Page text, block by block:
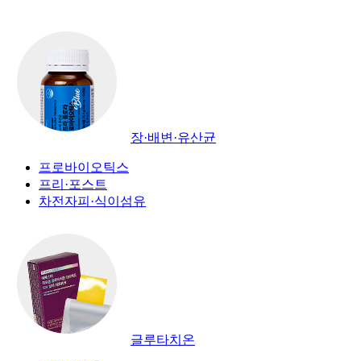
장·배변·유산균
프로바이오틱스
프리·포스트
차전자피·식이섬유
글루타치온